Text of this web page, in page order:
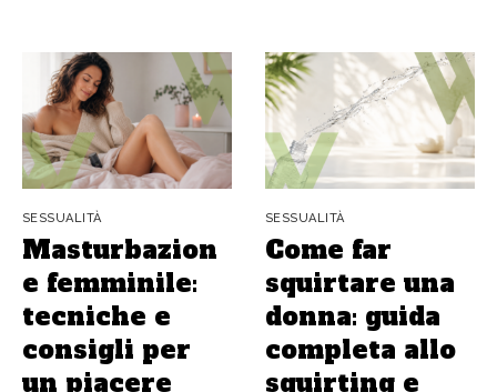
SESSUALITÀ
Masturbazion
e femminile:
tecniche e
consigli per
un piacere
SESSUALITÀ
Come far
squirtare una
donna: guida
completa allo
squirting e